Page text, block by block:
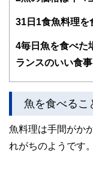
験者で構
護士、税
ドバイザ
士、行政
をわかり
執筆者・
やすさは
な情報発
31日1食魚料理を
4毎日魚を食べた
ランスのいい食
魚を食べるこ
魚料理は手間がか
れがちのようです。